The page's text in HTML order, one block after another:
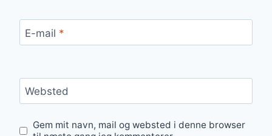
E-mail *
Websted
Gem mit navn, mail og websted i denne browser